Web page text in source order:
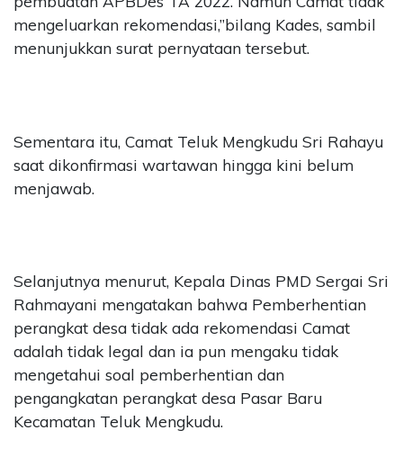
mengeluarkan rekomendasi,”bilang Kades, sambil
menunjukkan surat pernyataan tersebut.
Sementara itu, Camat Teluk Mengkudu Sri Rahayu
saat dikonfirmasi wartawan hingga kini belum
menjawab.
Selanjutnya menurut, Kepala Dinas PMD Sergai Sri
Rahmayani mengatakan bahwa Pemberhentian
perangkat desa tidak ada rekomendasi Camat
adalah tidak legal dan ia pun mengaku tidak
mengetahui soal pemberhentian dan
pengangkatan perangkat desa Pasar Baru
Kecamatan Teluk Mengkudu.